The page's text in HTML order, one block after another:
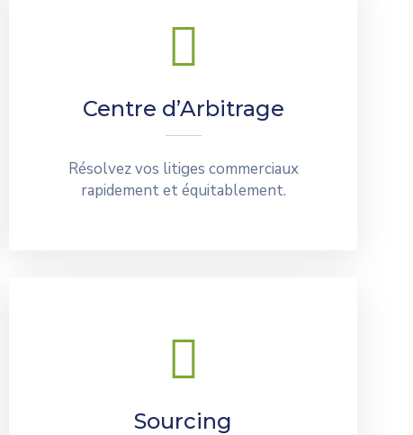
Centre d’Arbitrage
Résolvez vos litiges commerciaux
rapidement et équitablement.
Sourcing